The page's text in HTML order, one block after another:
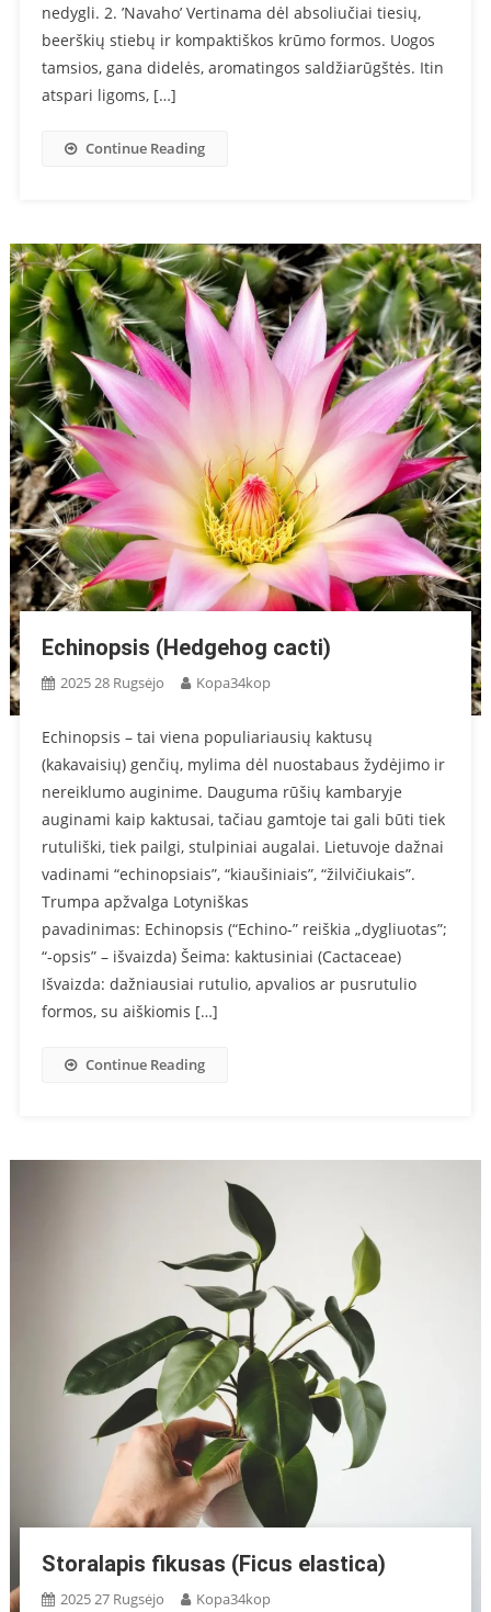
nedygli. 2. ’Navaho’ Vertinama dėl absoliučiai tiesių,
beerškių stiebų ir kompaktiškos krūmo formos. Uogos
tamsios, gana didelės, aromatingos saldžiarūgštės. Itin
atspari ligoms, […]
Continue Reading
Echinopsis (Hedgehog cacti)
2025 28 Rugsėjo Kopa34kop
Echinopsis – tai viena populiariausių kaktusų
(kakavaisių) genčių, mylima dėl nuostabaus žydėjimo ir
nereiklumo auginime. Dauguma rūšių kambaryje
auginami kaip kaktusai, tačiau gamtoje tai gali būti tiek
rutuliški, tiek pailgi, stulpiniai augalai. Lietuvoje dažnai
vadinami “echinopsiais”, “kiaušiniais”, “žilvičiukais”.
Trumpa apžvalga Lotyniškas
pavadinimas: Echinopsis (“Echino-” reiškia „dygliuotas”;
“-opsis” – išvaizda) Šeima: kaktusiniai (Cactaceae)
Išvaizda: dažniausiai rutulio, apvalios ar pusrutulio
formos, su aiškiomis […]
Continue Reading
Storalapis fikusas (Ficus elastica)
2025 27 Rugsėjo Kopa34kop